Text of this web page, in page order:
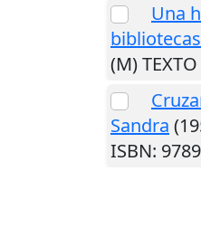
Una
bibliotecas
(M)
Sandra
ISBN: